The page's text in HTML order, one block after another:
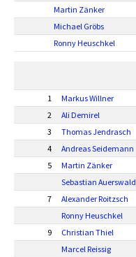
Martin Zänker
Michael Gröbs
Ronny Heuschkel
1 Markus Willner
2
Ali Demirel
3
Thomas Jendrasch
4
Andreas Seidemann
5
Martin Zänker
Sebastian Auerswald
7
Alexander Roitzsch
Ronny Heuschkel
9
Christian Thiel
Marcel Reissig